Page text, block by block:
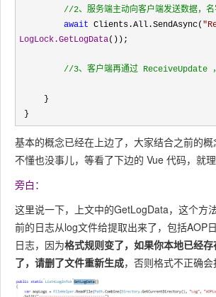
//2、服务端主动向客户端发送数据，
await Clients.All.SendAsync( "
LogLock.GetLogData());
//3、客户端再通过 ReceiveUpdate
}
基本的概念已经在上边了，大家结合之前的
不懂也没事儿，等看了下边的 Vue 代码，就理
旁白：
这里说一下，上文中的GetLogData，这个方
前的日志从log文件给提取出来了，包括AOP
日志，因为格式规则变了，如果你本地已经
了，请删了文件重新生成，否则格式不正确会